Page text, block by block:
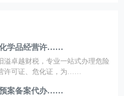
学品经营许……
溢卓越财税，专业一站式办理危险
许可证、危化证，为……
案备案代办……